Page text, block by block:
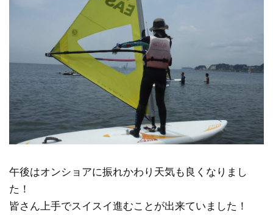
午後はオンショアに振れかわり天気も良くなりまし
た！
皆さん上手でスイスイ進むことが出来ていました！